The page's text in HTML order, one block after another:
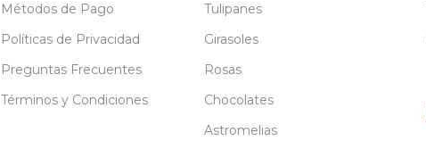
Métodos de Pago
Políticas de Privacidad
Preguntas Frecuentes
Términos y Condiciones
Tulipanes
Girasoles
Rosas
Chocolates
Astromelias